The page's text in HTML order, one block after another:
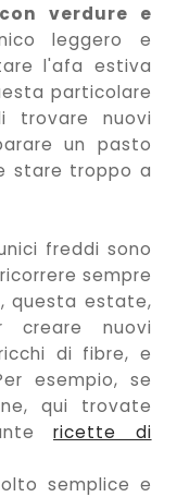
verdure e
leggero e
l'afa estiva
particolare
trovare nuovi
un pasto
stare troppo a
freddi sono
sempre
questa estate,
nuovi
di fibre, e
esempio, se
qui trovate
ricette di
semplice e